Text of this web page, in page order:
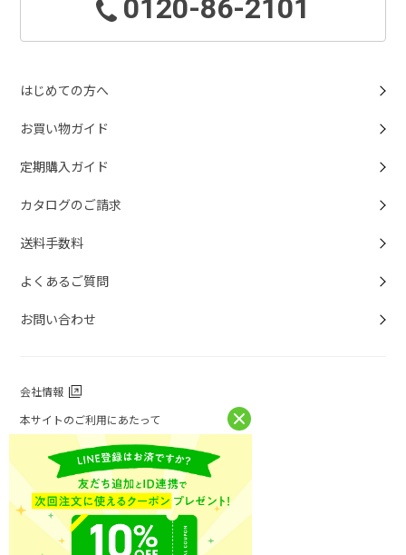
0120-86-2101
はじめての方へ
お買い物ガイド
定期購入ガイド
カタログのご請求
送料手数料
よくあるご質問
お問い合わせ
会社情報
本サイトのご利用にあたって
個人情報保護方針
個人情報取扱について
特定商取引法に基づく表記
お問い合わせ